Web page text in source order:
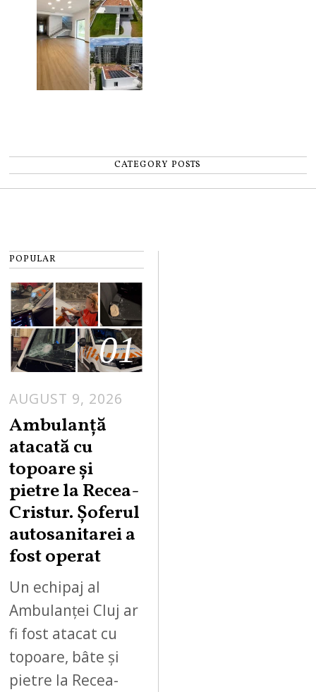
CATEGORY POSTS
POPULAR
01
AUGUST 9, 2026
Ambulanță
atacată cu
topoare și
pietre la Recea-
Cristur. Șoferul
autosanitarei a
fost operat
Un echipaj al
Ambulanței Cluj ar
fi fost atacat cu
topoare, bâte și
pietre la Recea-